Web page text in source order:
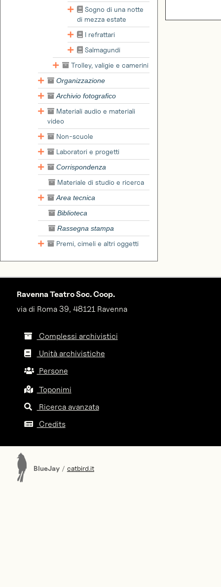
Sogno di una notte
di mezza estate
I refrattari
Salmagundi
Trolley, valigie e camerini
Organizzazione
Archivio fotografico
Materiali audio e materiali
video
Non-scuole
Laboratori e progetti
Corrispondenza
Materiale di studio e ricerca
Area tecnica
Biblioteca
Rassegna stampa
Premi, cimeli e altri oggetti
Ravenna Teatro Soc. Coop.
via di Roma 39, 48121 Ravenna
Complessi archivistici
Unità archivistiche
Persone
Toponimi
Ricerca avanzata
Credits
BlueJay/ catbird.it